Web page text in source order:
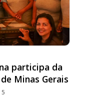
participa da
Minas Gerais
5